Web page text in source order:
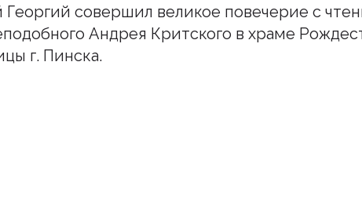
совершил великое повечерие с
Андрея Критского в храме
г. Пинска.